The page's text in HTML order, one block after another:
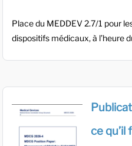
Place du MEDDEV 2.7/1 pour
dispositifs médicaux, à l’heure
ce